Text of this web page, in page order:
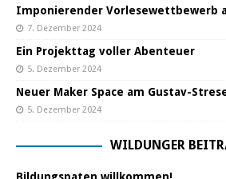
Imponierender Vorlesewettbewerb
7. Dezember 2024
Ein Projekttag voller Abenteuer
5. Dezember 2024
Neuer Maker Space am Gustav-
5. Dezember 2024
WILDUNGER